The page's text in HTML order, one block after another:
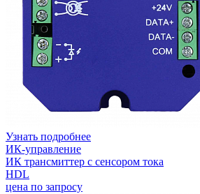
Узнать подробнее
ИК-управление
ИК трансмиттер с сенсором тока
HDL
цена по запросу